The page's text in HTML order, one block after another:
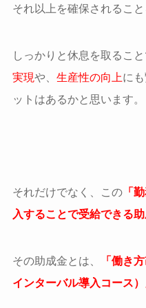
それ以上を確保されること
しっかりと休息を取ること
実現や、 生産性の向上に
ットはあるかと思います。
それだけでなく、この「
入することで受給できる
その助成金とは、
「働き
インターバル導入コース）